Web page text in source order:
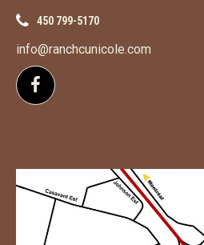
450 799-5170
info@ranchcunicole.com
Suivez-nous sur Facebook